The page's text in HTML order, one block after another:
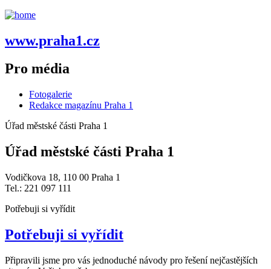
www.praha1.cz
Pro média
Fotogalerie
Redakce magazínu Praha 1
Úřad městské části Praha 1
Úřad městské části Praha 1
Vodičkova 18, 110 00 Praha 1
Tel.: 221 097 111
Potřebuji si vyřídit
Potřebuji si vyřídit
Připravili jsme pro vás jednoduché návody pro řešení nejčastějších